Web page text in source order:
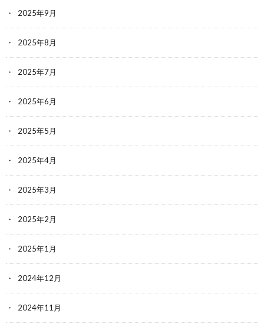
2025年9月
2025年8月
2025年7月
2025年6月
2025年5月
2025年4月
2025年3月
2025年2月
2025年1月
2024年12月
2024年11月